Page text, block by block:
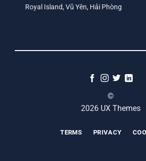
Royal Island, Vũ Yên, Hải Phòng
©
2026 UX Themes
TERMS PRIVACY